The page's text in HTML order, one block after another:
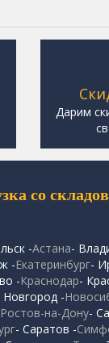
Дарим
со
-Астана-
-Екатеринбург-
-Краснодар-
-
Ростов-на-Дону-
- Саратов -